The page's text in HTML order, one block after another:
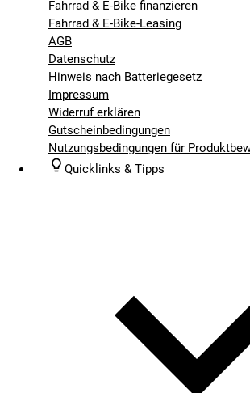
Fahrrad & E-Bike finanzieren
Fahrrad & E-Bike-Leasing
AGB
Datenschutz
Hinweis nach Batteriegesetz
Impressum
Widerruf erklären
Gutscheinbedingungen
Nutzungsbedingungen für
Quicklinks & Tipps